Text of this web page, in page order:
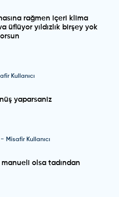
rağmen içeri klima
üflüyor yıldızlık birşey yok
Kullanıcı
yaparsaniz
- Misafir Kullanıcı
manueli olsa tadından